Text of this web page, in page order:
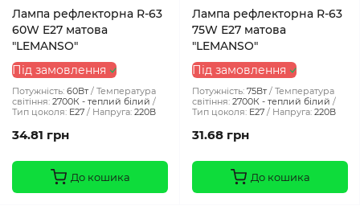
Лампа рефлекторна R-63
60W E27 матова
"LEMANSO"
Під замовлення
Потужність: 60Вт
Температура
світіння: 2700К - теплий білий
Тип цоколя: E27 Напруга: 220В
34.81 грн
До кошика
Лампа рефлекторна R-63
75W Е27 матова
"LEMANSO"
Під замовлення
Потужність: 75Вт
Температура
світіння: 2700К - теплий білий
Тип цоколя: E27 Напруга: 220В
31.68 грн
До кошика